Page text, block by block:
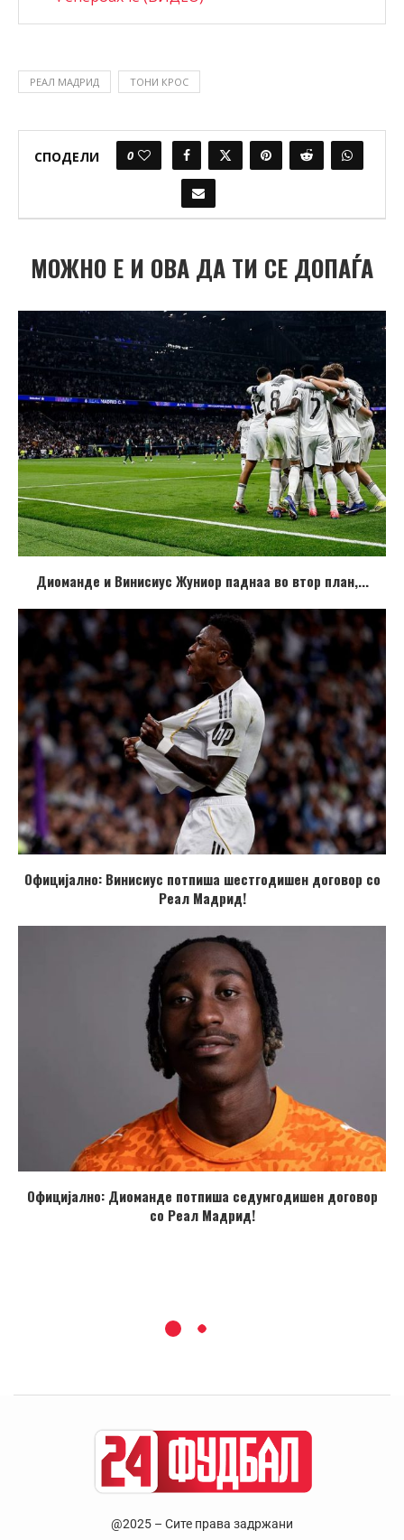
РЕАЛ МАДРИД ТОНИ КРОС
СПОДЕЛИ 0
МОЖНО Е И ОВА ДА ТИ СЕ ДОПАЃА
Диоманде и Винисиус Жуниор паднаа во втор план,...
Официјално: Винисиус потпиша шестгодишен договор со
Реал Мадрид!
Официјално: Диоманде потпиша седумгодишен договор
со Реал Мадрид!
@2025 – Сите права задржани